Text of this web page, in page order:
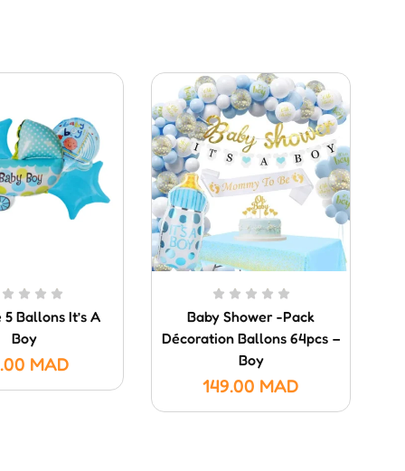
Ballons It’s A
Boy
MAD
Baby Shower -Pack
Décoration Ballons 64pcs –
Boy
149.00 MAD